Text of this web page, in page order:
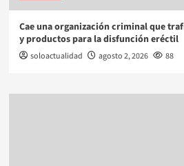
Cae una organización criminal que
y productos para la disfunción eréctil
soloactualidad agosto 2, 2026 88